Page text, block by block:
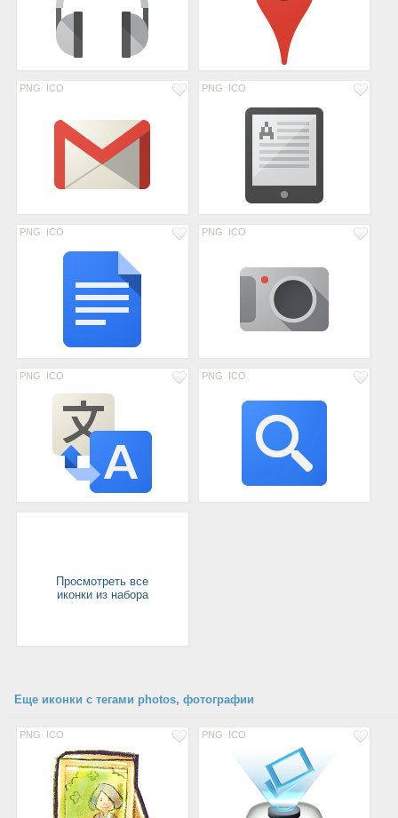
PNG ICO PNG ICO
PNG ICO PNG ICO
PNG ICO PNG ICO
Просмотреть все
иконки из набора
Еще иконки с тегами photos, фотографии
PNG ICO PNG ICO